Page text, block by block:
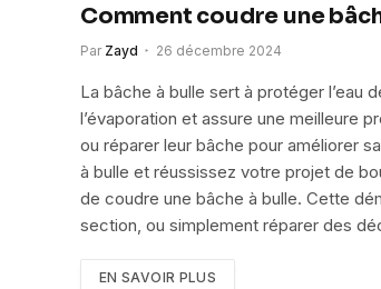
Comment coudre une
Par Zayd 26 décembre 2024
La bâche à bulle sert à protéger l’eau
l’évaporation et assure une meilleure
ou réparer leur bâche pour améliorer
à bulle et réussissez votre projet de
de coudre une bâche à bulle. Cette
section, ou simplement réparer des
EN SAVOIR PLUS